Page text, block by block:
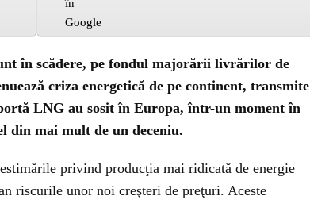
în scădere, pe fondul majorării livrărilor de
criza energetică de pe continent, transmite
LNG au sosit în Europa, într-un moment în
din mai mult de un deceniu.
privind producţia mai ridicată de energie
riscurile unor noi creşteri de preţuri. Aceste